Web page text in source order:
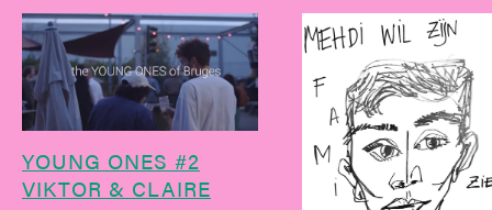
YOUNG ONES #2
VIKTOR & CLAIRE